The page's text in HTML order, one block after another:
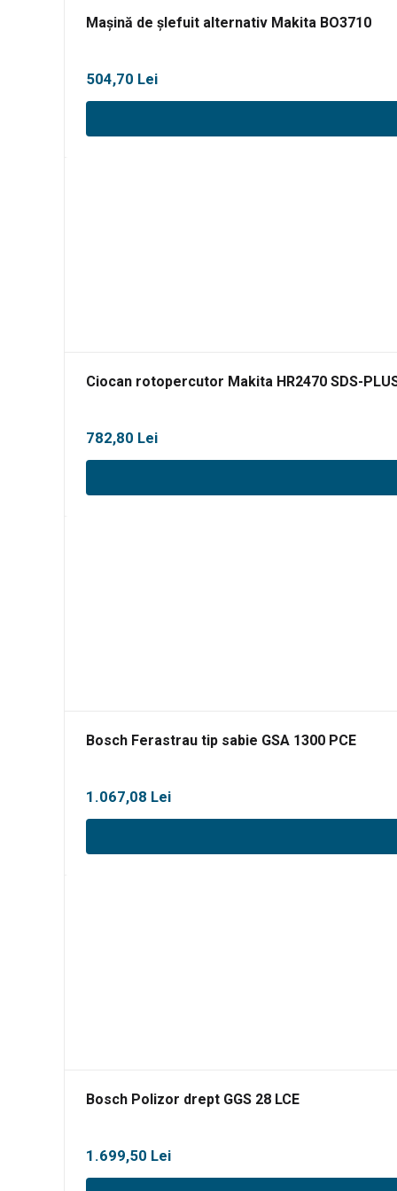
Mașină de șlefuit alternativ Makita BO3710
504,70 Lei
Ciocan rotopercutor Makita HR2470 SDS-
782,80 Lei
Bosch Ferastrau tip sabie GSA 1300 PCE
1.067,08 Lei
Bosch Polizor drept GGS 28 LCE
1.699,50 Lei